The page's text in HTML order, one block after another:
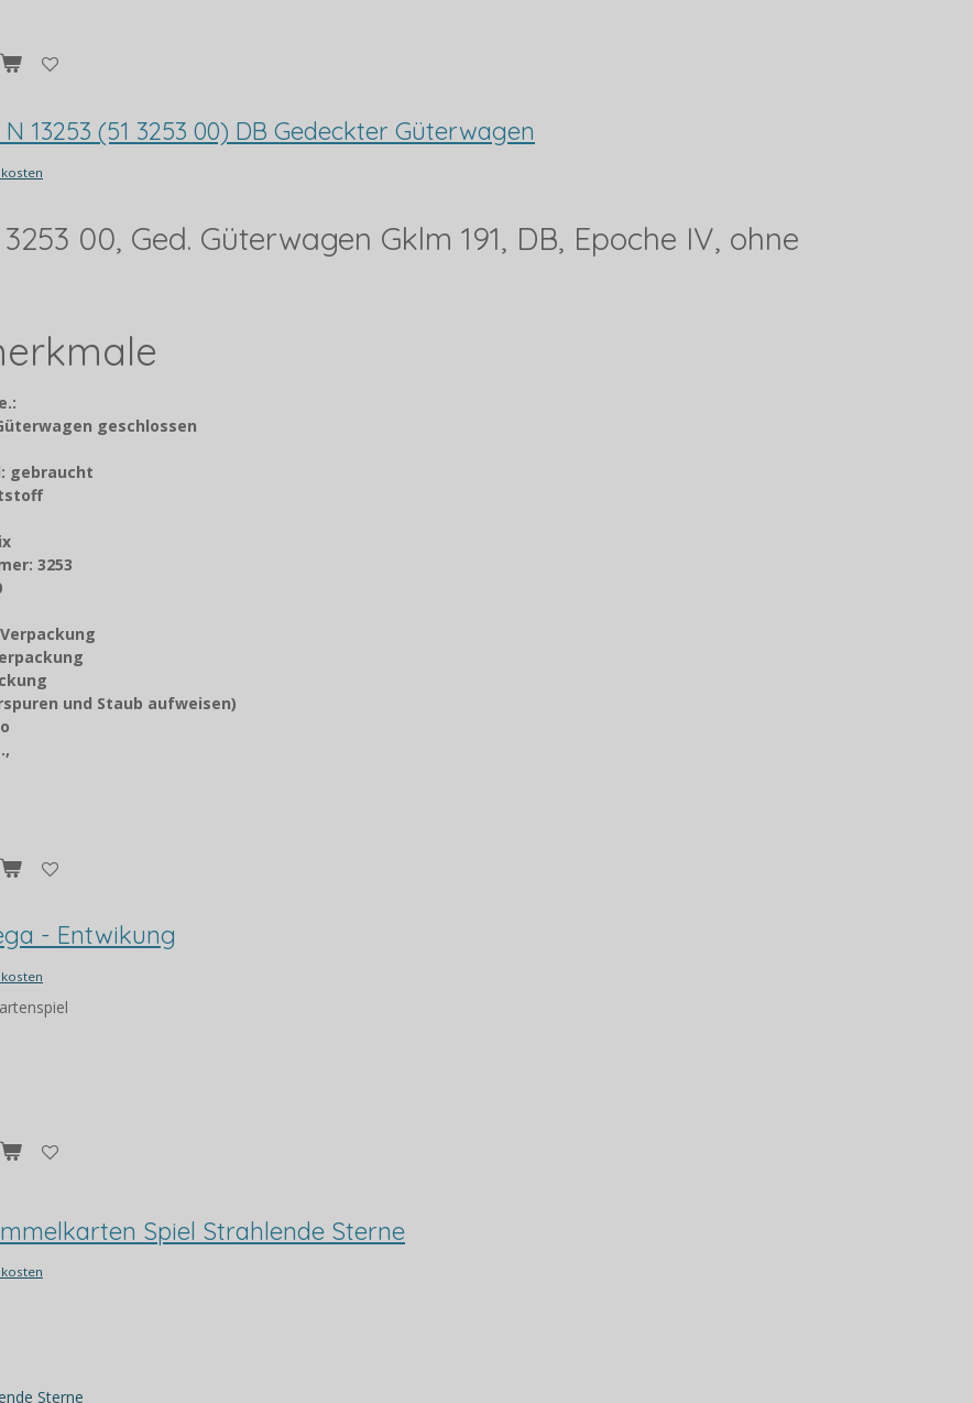
13253 (51 3253 00) DB Gedeckter Güterwagen
00, Ged. Güterwagen Gklm 191, DB, Epoche IV, ohne
geschlossen
gebraucht
3253
und Staub aufweisen)
- Entwikung
Spiel Strahlende Sterne
Sterne